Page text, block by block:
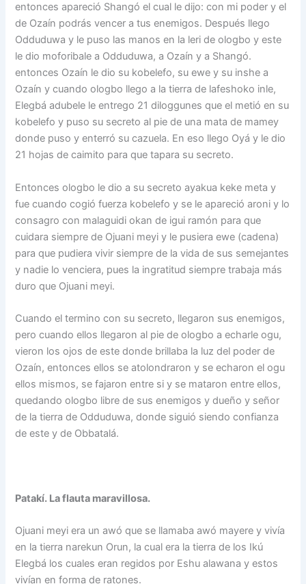
entonces apareció Shangó el cual le dijo: con mi poder y el
de Ozaín podrás vencer a tus enemigos. Después llego
Odduduwa y le puso las manos en la leri de ologbo y este
le dio moforibale a Odduduwa, a Ozaín y a Shangó.
entonces Ozaín le dio su kobelefo, su ewe y su inshe a
Ozaín y cuando ologbo llego a la tierra de lafeshoko inle,
Elegbá adubele le entrego 21 diloggunes que el metió en su
kobelefo y puso su secreto al pie de una mata de mamey
donde puso y enterró su cazuela. En eso llego Oyá y le dio
21 hojas de caimito para que tapara su secreto.
Entonces ologbo le dio a su secreto ayakua keke meta y
fue cuando cogió fuerza kobelefo y se le apareció aroni y lo
consagro con malaguidi okan de igui ramón para que
cuidara siempre de Ojuani meyi y le pusiera ewe (cadena)
para que pudiera vivir siempre de la vida de sus semejantes
y nadie lo venciera, pues la ingratitud siempre trabaja más
duro que Ojuani meyi.
Cuando el termino con su secreto, llegaron sus enemigos,
pero cuando ellos llegaron al pie de ologbo a echarle ogu,
vieron los ojos de este donde brillaba la luz del poder de
Ozaín, entonces ellos se atolondraron y se echaron el ogu
ellos mismos, se fajaron entre si y se mataron entre ellos,
quedando ologbo libre de sus enemigos y dueño y señor
de la tierra de Odduduwa, donde siguió siendo confianza
de este y de Obbatalá.
Patakí. La flauta maravillosa.
Ojuani meyi era un awó que se llamaba awó mayere y vivía
en la tierra narekun Orun, la cual era la tierra de los Ikú
Elegbá los cuales eran regidos por Eshu alawana y estos
vivían en forma de ratones.